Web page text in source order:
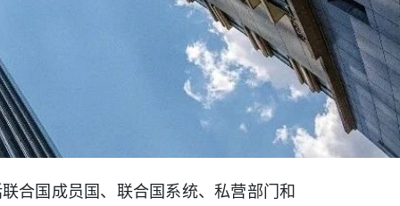
合国成员国、联合国系统、私营部门和